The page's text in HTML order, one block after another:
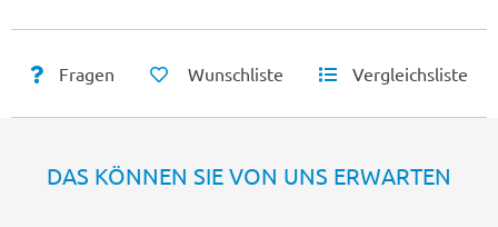
Fragen Wunschliste Vergleichsliste
DAS KÖNNEN SIE VON UNS ERWARTEN